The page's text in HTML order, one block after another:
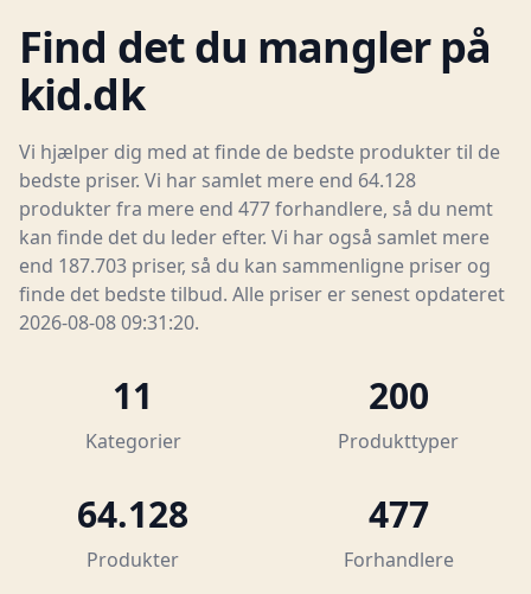
Find det du mangler på
kid.dk
Vi hjælper dig med at finde de bedste produkter til de
bedste priser. Vi har samlet mere end 64.128
produkter fra mere end 477 forhandlere, så du nemt
kan finde det du leder efter. Vi har også samlet mere
end 187.703 priser, så du kan sammenligne priser og
finde det bedste tilbud. Alle priser er senest opdateret
2026-08-08 09:31:20.
11
Kategorier
200
Produkttyper
64.128
Produkter
477
Forhandlere